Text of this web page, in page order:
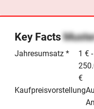
Key Facts
Jahresumsatz *
1 € -
€
Kaufpreisvorstellung